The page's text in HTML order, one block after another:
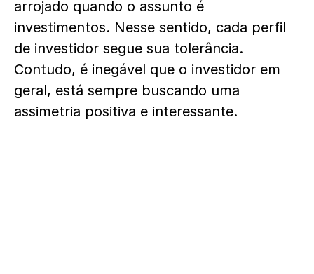
arrojado quando o assunto é
investimentos. Nesse sentido, cada perfil
de investidor segue sua tolerância.
Contudo, é inegável que o investidor em
geral, está sempre buscando uma
assimetria positiva e interessante.